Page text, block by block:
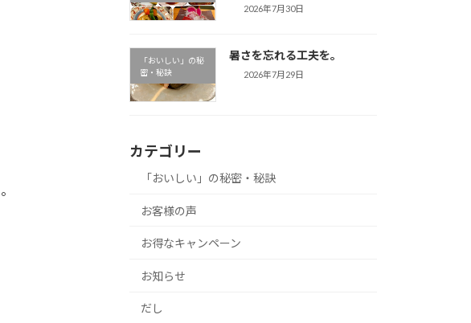
。
2026年7月30日
「おいしい」の秘
密・秘訣
暑さを忘れる工夫を。
2026年7月29日
カテゴリー
「おいしい」の秘密・秘訣
お客様の声
お得なキャンペーン
お知らせ
だし